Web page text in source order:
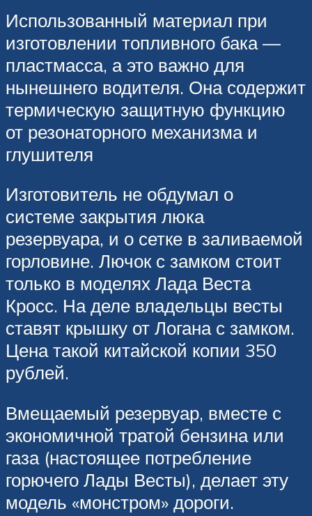
Использованный материал при
изготовлении топливного бака —
пластмасса, а это важно для
нынешнего водителя. Она содержит
термическую защитную функцию
от резонаторного механизма и
глушителя
Изготовитель не обдумал о
системе закрытия люка
резервуара, и о сетке в заливаемой
горловине. Лючок с замком стоит
только в моделях Лада Веста
Кросс. На деле владельцы весты
ставят крышку от Логана с замком.
Цена такой китайской копии 350
рублей.
Вмещаемый резервуар, вместе с
экономичной тратой бензина или
газа (настоящее потребление
горючего Лады Весты), делает эту
модель «монстром» дороги.